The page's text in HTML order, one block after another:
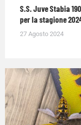
S.S. Juve Stabia
per la stagione
27 Agosto 2024